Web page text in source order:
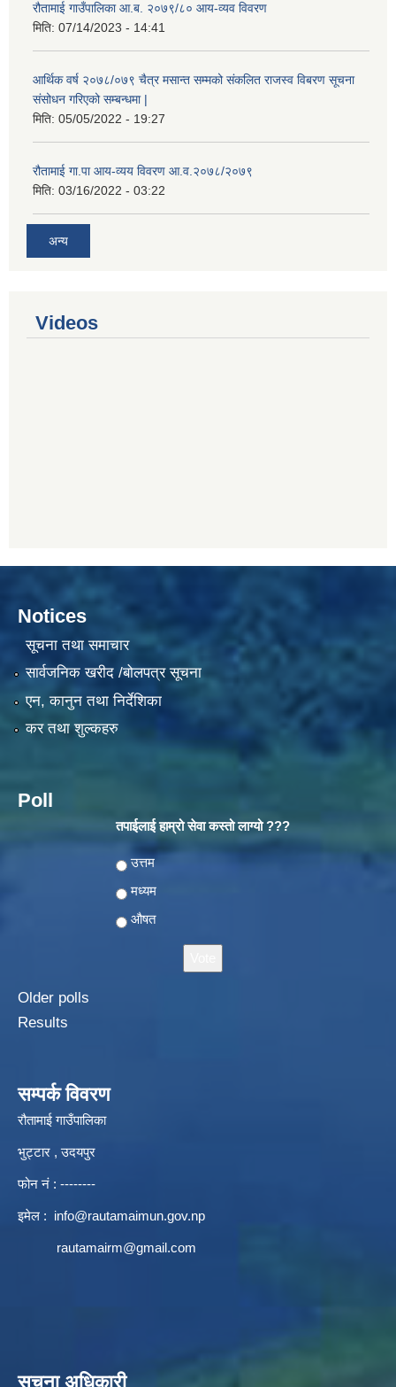
रौतामाई गाउँपालिका आ.ब. २०७९/८० आय-व्यव विवरण
मिति: 07/14/2023 - 14:41
आर्थिक वर्ष २०७८/०७९ चैत्र मसान्त सम्मको संकलित राजस्व विबरण सूचना
संसोधन गरिएको सम्बन्धमा |
मिति: 05/05/2022 - 19:27
रौतामाई गा.पा आय-व्यय विवरण आ.व.२०७८/२०७९
मिति: 03/16/2022 - 03:22
अन्य
Videos
Notices
सूचना तथा समाचार
सार्वजनिक खरीद /बोलपत्र सूचना
एन, कानुन तथा निर्देशिका
कर तथा शुल्कहरु
Poll
तपाईलाई हाम्रो सेवा कस्तो लाग्यो ???
Choices
उत्तम
मध्यम
औषत
Older polls
Results
सम्पर्क विवरण
रौतामाई गाउँपालिका
भुट्टार , उदयपुर
फोन नं : --------
इमेल : info@rautamaimun.gov.np
rautamairm@gmail.com
सूचना अधिकारी